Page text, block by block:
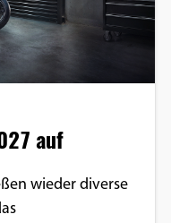
auf
wieder diverse